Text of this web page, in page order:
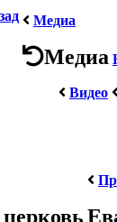
Медиа
Медиа
Видео